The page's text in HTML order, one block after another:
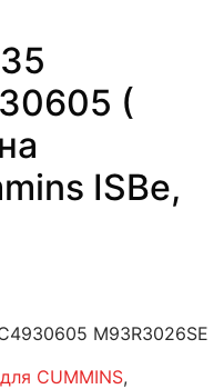
(​
ISBe,
​M93R3026SE
CUMMINS,